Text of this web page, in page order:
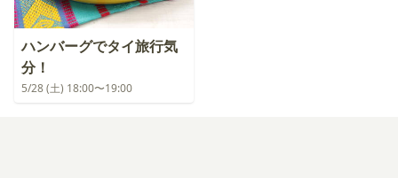
ハンバーグでタイ旅行気
分！
5/28 (土) 18:00〜19:00